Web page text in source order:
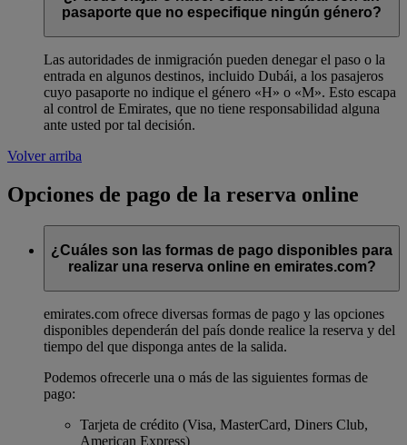
pasaporte que no especifique ningún género?
Las autoridades de inmigración pueden denegar el paso o la
entrada en algunos destinos, incluido Dubái, a los pasajeros
cuyo pasaporte no indique el género «H» o «M». Esto escapa
al control de Emirates, que no tiene responsabilidad alguna
ante usted por tal decisión.
Volver arriba
Opciones de pago de la reserva online
¿Cuáles son las formas de pago disponibles para
realizar una reserva online en emirates.com?
emirates.com ofrece diversas formas de pago y las opciones
disponibles dependerán del país donde realice la reserva y del
tiempo del que disponga antes de la salida.
Podemos ofrecerle una o más de las siguientes formas de
pago:
Tarjeta de crédito (Visa, MasterCard, Diners Club,
American Express)